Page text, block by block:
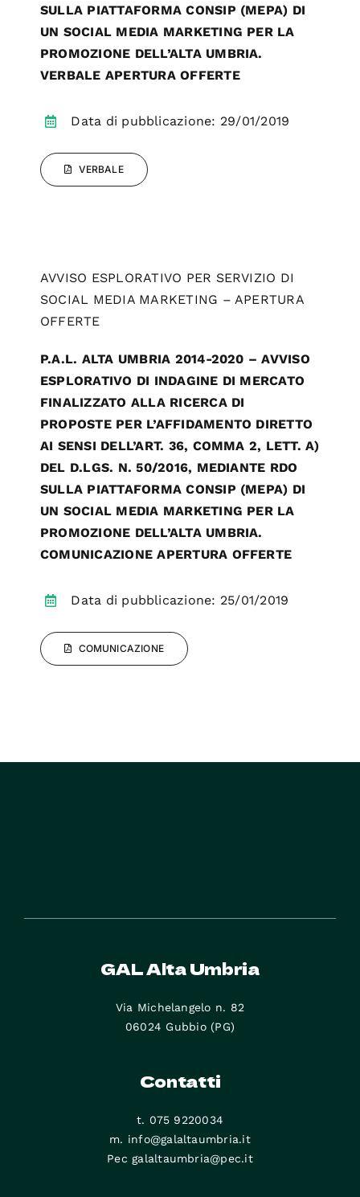
SULLA PIATTAFORMA CONSIP (MEPA) DI
UN SOCIAL MEDIA MARKETING PER LA
PROMOZIONE DELL’ALTA UMBRIA.
VERBALE APERTURA OFFERTE
Data di pubblicazione: 29/01/2019
VERBALE
AVVISO ESPLORATIVO PER SERVIZIO DI
SOCIAL MEDIA MARKETING – APERTURA
OFFERTE
P.A.L. ALTA UMBRIA 2014-2020 – AVVISO
ESPLORATIVO DI INDAGINE DI MERCATO
FINALIZZATO ALLA RICERCA DI
PROPOSTE PER L’AFFIDAMENTO DIRETTO
AI SENSI DELL’ART. 36, COMMA 2, LETT. A)
DEL D.LGS. N. 50/2016, MEDIANTE RDO
SULLA PIATTAFORMA CONSIP (MEPA) DI
UN SOCIAL MEDIA MARKETING PER LA
PROMOZIONE DELL’ALTA UMBRIA.
COMUNICAZIONE APERTURA OFFERTE
Data di pubblicazione: 25/01/2019
COMUNICAZIONE
GAL Alta Umbria
Via Michelangelo n. 82
06024 Gubbio (PG)
Contatti
t. 075 9220034
m. info@galaltaumbria.it
Pec galaltaumbria@pec.it